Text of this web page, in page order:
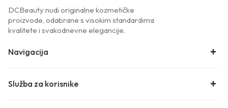
DCBeauty nudi originalne kozmetičke
proizvode, odabrane s visokim standardima
kvalitete i svakodnevne elegancije.
Navigacija
Služba za korisnike